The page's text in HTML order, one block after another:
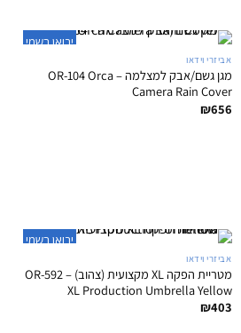
יבואן רשמי
אביזרי וידאו
מגן גשם/אבק למצלמה – OR-104 Orca
Camera Rain Cover
₪656
יבואן רשמי
אביזרי וידאו
מטריית הפקה XL מקצועית (צהוב) – OR-592
XL Production Umbrella Yellow
₪403